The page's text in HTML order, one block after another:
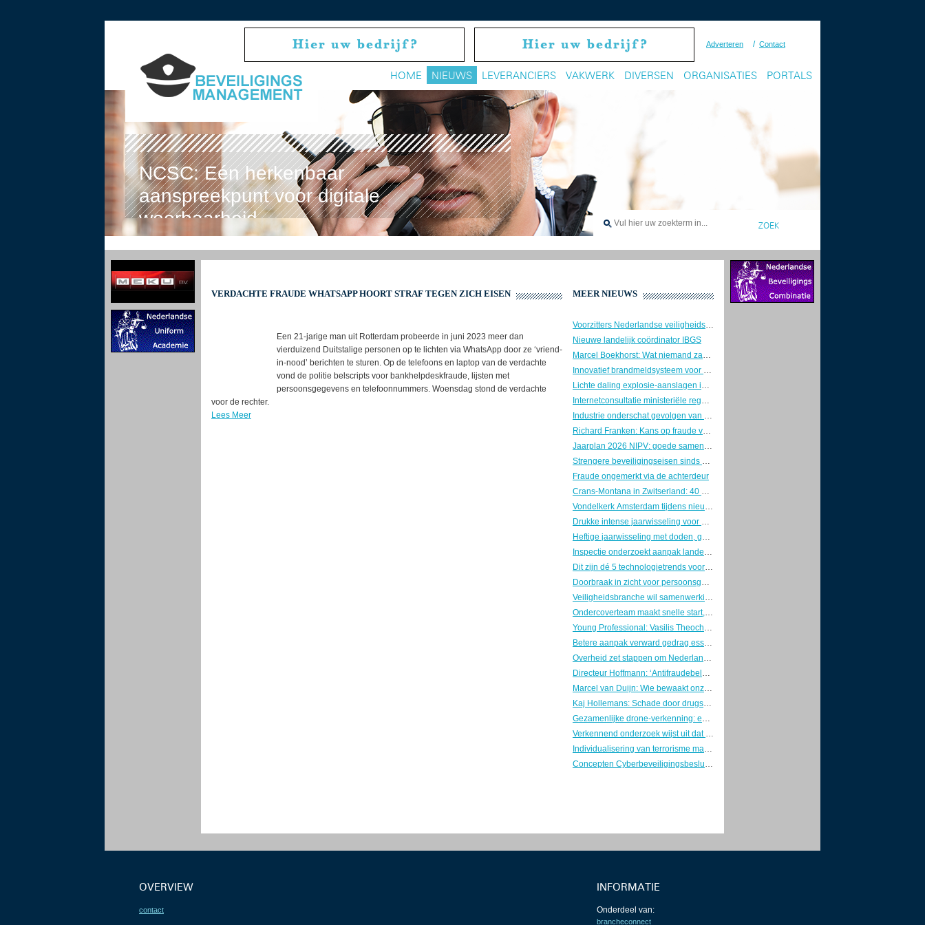
Adverteren / Contact
HOME NIEUWS LEVERANCIERS VAKWERK DIVERSEN ORGANISATIES PORTALS
NCSC: Eén herkenbaar
aanspreekpunt voor digitale
weerbaarheid
VERDACHTE FRAUDE WHATSAPP HOORT STRAF TEGEN ZICH EISEN
Een 21-jarige man uit Rotterdam probeerde in juni 2023 meer dan
vierduizend Duitstalige personen op te lichten via WhatsApp door ze ‘vriend-
in-nood’ berichten te sturen. Op de telefoons en laptop van de verdachte
vond de politie belscripts voor bankhelpdeskfraude, lijsten met
persoonsgegevens en telefoonnummers. Woensdag stond de verdachte
voor de rechter.
Lees Meer
MEER NIEUWS
Voorzitters Nederlandse veiligheidswereld pleiten voor brede aanpak van nationale veiligheid
Nieuwe landelijk coördinator IBGS
Marcel Boekhorst: Wat niemand zag, tot de controller kwam
Innovatief brandmeldsysteem voor een oud theater
Lichte daling explosie-aanslagen in 2025, maar zorgen blijven groot
Internetconsultatie ministeriële regelingen cyberwetgeving gesloten
Industrie onderschat gevolgen van OT-cyberaanvallen
Richard Franken: Kans op fraude verklein je door goed leiderschap
Jaarplan 2026 NIPV: goede samenwerking is van doorslaggevend belang
Strengere beveiligingseisen sinds 1 januari: ABRO definitief door de ministerraad
Fraude ongemerkt via de achterdeur
Crans-Montana in Zwitserland: 40 doden en 115 gewonden na uitslaande brand in bar
Vondelkerk Amsterdam tijdens nieuwjaarsnacht zwaar beschadigd door grote brand.
Drukke intense jaarwisseling voor de brandweer
Heftige jaarwisseling met doden, geweld en maximale politie-inzet
Inspectie onderzoekt aanpak landelijke crises door Rijk en veiligheidsregio’s
Dit zijn dé 5 technologietrends voor de beveiligingssector in 2026
Doorbraak in zicht voor persoonsgebonden beveiligingspas
Veiligheidsbranche wil samenwerking met politie op agenda Kamerdebat
Ondercoverteam maakt snelle start, maar kampt met groeipijn
Young Professional: Vasilis Theocharis
Betere aanpak verward gedrag essentieel voor veiligheid en risicobeheersing
Overheid zet stappen om Nederland weerbaar te maken
Directeur Hoffmann: ‘Antifraudebeleid begint met preventie’
Marcel van Duijn: Wie bewaakt onze DigiD? Tijd voor een Minister van Digitale Zaken
Kaj Hollemans: Schade door drugsgebruik voorkomen met verstandige keuzes
Gezamenlijke drone-verkenning: eerste stap naar één geïntegreerd luchtruimbeeld
Verkennend onderzoek wijst uit dat Nederlanders hun telefoon en fietsaccu veilig opladen
Individualisering van terrorisme maakt dreiging onvoorspelbaarder
Concepten Cyberbeveiligingsbesluit en Besluit weerbaarheid kritieke entiteiten naar de RvS
OVERVIEW
contact
INFORMATIE
Onderdeel van:
brancheconnect